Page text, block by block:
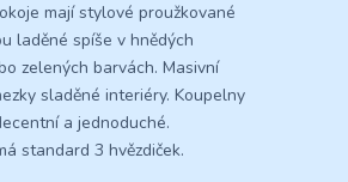
mají stylové proužkované
laděné spíše v hnědých
zelených barvách. Masivní
sladěné interiéry. Koupelny
a jednoduché.
standard 3 hvězdiček.